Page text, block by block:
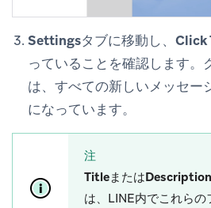
Settingsタブに移動し、 Click
っていることを確認します。
は、すべての新しいメッセー
になっています。
注
TitleまたはDescription
は、LINE内でこれらの